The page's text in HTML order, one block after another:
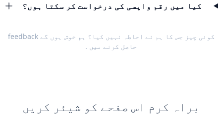
کیا میں رقم واپسی کی درخواست کر سکتا ہوں؟
کوئی چیز جس کا ہم نے احاطہ نہیں کیا؟ ہم خوش ہوں گےfeedback
حاصل کرنے میں .
براہ کرم اس صفحے کو شیئر کریں